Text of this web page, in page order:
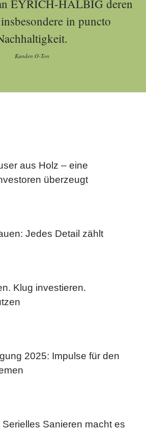
EYRICH-HALBIG deren
in puncto
Kunden O-Ton
aus Holz – eine
überzeugt
Jedes Detail zählt
Klug investieren.
2025: Impulse für den
Sanieren macht es